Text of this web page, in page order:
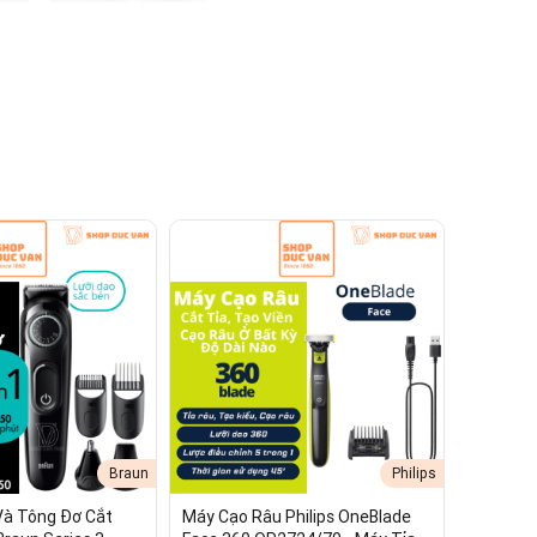
Lông Toàn Thân Chống
Braun
Tông Đơ Cắt
Philips
Máy Cạo Râu Philips OneBlade